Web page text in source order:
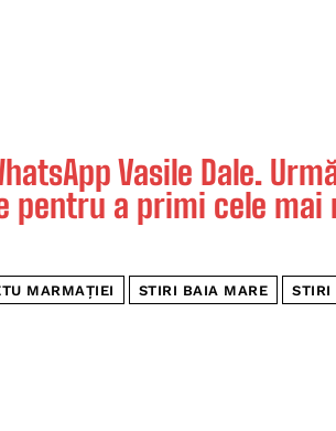
Vasile Dale.
pentru a primi cele mai
MARMAȚIEI STIRI BAIA MARE STIRI